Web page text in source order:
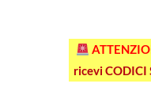
ricevi CODICI